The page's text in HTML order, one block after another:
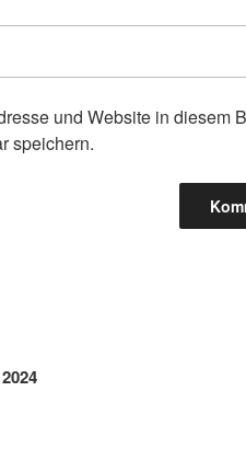
und Website in diesem
speichern.